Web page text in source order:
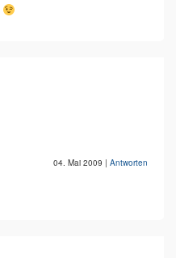
04. Mai 2009 | Antworten